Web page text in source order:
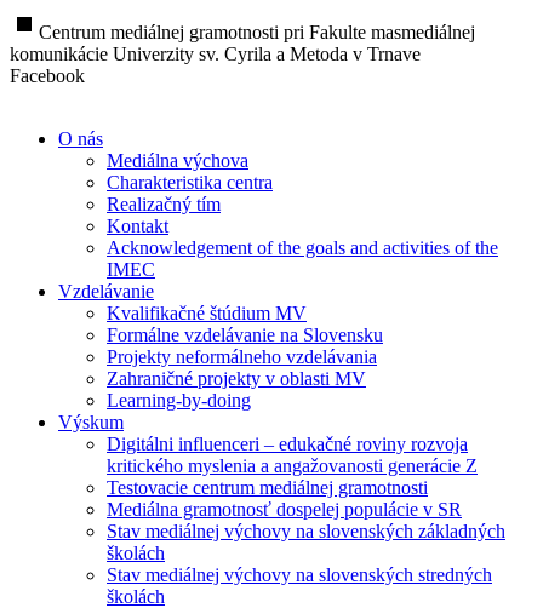
stop Centrum mediálnej gramotnosti pri Fakulte masmediálnej
komunikácie Univerzity sv. Cyrila a Metoda v Trnave
Facebook
O nás
Mediálna výchova
Charakteristika centra
Realizačný tím
Kontakt
Acknowledgement of the goals and activities of the
IMEC
Vzdelávanie
Kvalifikačné štúdium MV
Formálne vzdelávanie na Slovensku
Projekty neformálneho vzdelávania
Zahraničné projekty v oblasti MV
Learning-by-doing
Výskum
Digitálni influenceri – edukačné roviny rozvoja
kritického myslenia a angažovanosti generácie Z
Testovacie centrum mediálnej gramotnosti
Mediálna gramotnosť dospelej populácie v SR
Stav mediálnej výchovy na slovenských základných
školách
Stav mediálnej výchovy na slovenských stredných
školách